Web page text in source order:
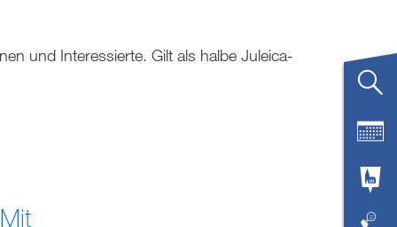
und Interessierte. Gilt als halbe Juleica-